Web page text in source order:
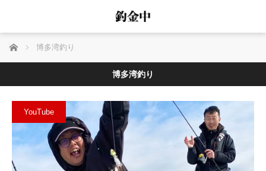
ホーム 博多湾釣り
博多湾釣り
YouTube